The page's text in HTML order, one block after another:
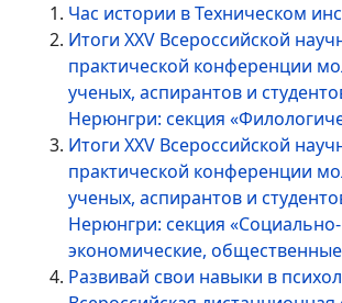
Час истории в Техническом
Итоги XXV Всероссийской
практической конференции
ученых, аспирантов и
Нерюнгри: секция
Итоги XXV Всероссийской
практической конференции
ученых, аспирантов и
Нерюнгри: секция «Социально-
экономические,
Развивай свои навыки в